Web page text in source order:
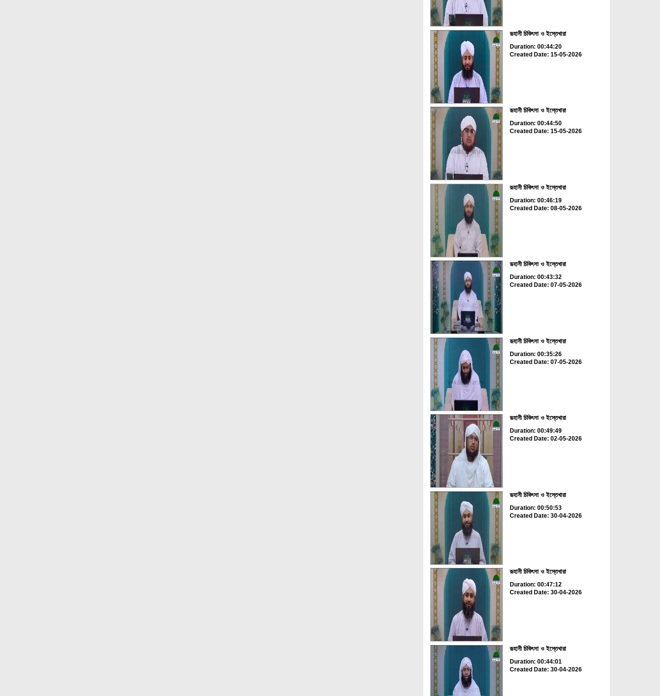
রূহানী চিকিৎসা ও ইস্তেখারা
Duration: 00:44:20
Created Date: 15-05-2026
রূহানী চিকিৎসা ও ইস্তেখারা
Duration: 00:44:50
Created Date: 15-05-2026
রূহানী চিকিৎসা ও ইস্তেখারা
Duration: 00:46:19
Created Date: 08-05-2026
রূহানী চিকিৎসা ও ইস্তেখারা
Duration: 00:43:32
Created Date: 07-05-2026
রূহানী চিকিৎসা ও ইস্তেখারা
Duration: 00:35:26
Created Date: 07-05-2026
রূহানী চিকিৎসা ও ইস্তেখারা
Duration: 00:49:49
Created Date: 02-05-2026
রূহানী চিকিৎসা ও ইস্তেখারা
Duration: 00:50:53
Created Date: 30-04-2026
রূহানী চিকিৎসা ও ইস্তেখারা
Duration: 00:47:12
Created Date: 30-04-2026
রূহানী চিকিৎসা ও ইস্তেখারা
Duration: 00:44:01
Created Date: 30-04-2026